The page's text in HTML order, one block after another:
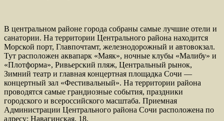
В центральном районе города собраны самые лучшие отели и
санатории. На территории Центрального района находится
Морской порт, Главпочтамт, железнодорожный и автовокзал.
Тут расположен аквапарк «Маяк», ночные клубы «Малибу» и
«Плотформа», Ривьерский пляж, Центральный рынок,
Зимний театр и главная концертная площадка Сочи —
концертный зал «Фестивальный». На территории района
проводятся самые грандиозные события, праздники
городского и всероссийского масштаба. Приемная
Администрации Центрального района Сочи расположена по
адресу: Навагинская, 18.